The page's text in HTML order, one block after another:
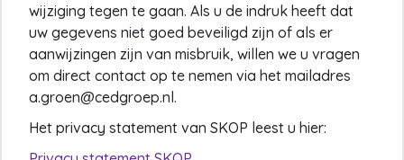
wijziging tegen te gaan. Als u de indruk heeft dat
uw gegevens niet goed beveiligd zijn of als er
aanwijzingen zijn van misbruik, willen we u vragen
om direct contact op te nemen via het mailadres
a.groen@cedgroep.nl.
Het privacy statement van SKOP leest u hier: